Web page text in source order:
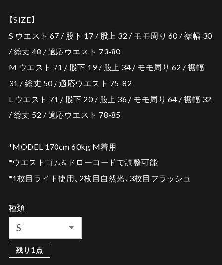
【SIZE】
S ウエスト 67 / 股下 17 / 股上 32 / モモ周り 60 / 裾幅 30
/ 総丈 48 / 適応ウエスト 73-80
M ウエスト 71 / 股下 19 / 股上 34 / モモ周り 62 / 裾幅
31 / 総丈 50 / 適応ウエスト 75-82
L ウエスト 71 / 股下 20 / 股上 36 / モモ周り 64 / 裾幅 32
/ 総丈 52 / 適応ウエスト 78-85
*MODEL 170cm 60kg M着用
*ウエストゴム&ドローコードで調整可能
*1枚目ライト使用、2枚目自然光、3枚目フラッシュ
種類
残り1点